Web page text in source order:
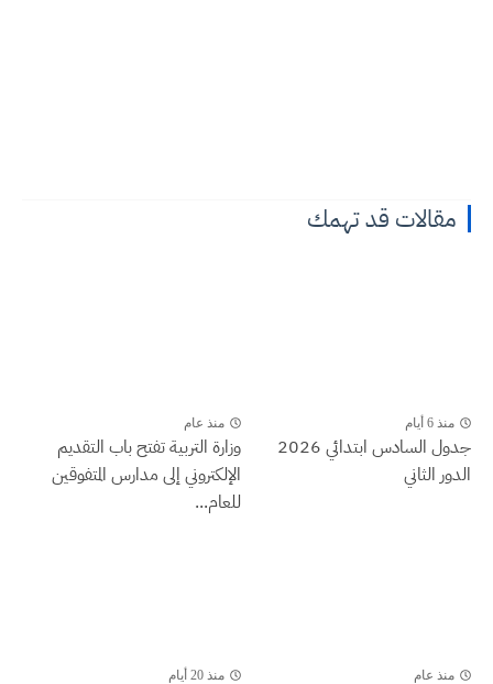
مقالات قد تهمك
منذ 6 أيام
جدول السادس ابتدائي 2026
الدور الثاني
منذ عام
وزارة التربية تفتح باب التقديم
الإلكتروني إلى مدارس المتفوقين
للعام...
منذ عام منذ 20 أيام